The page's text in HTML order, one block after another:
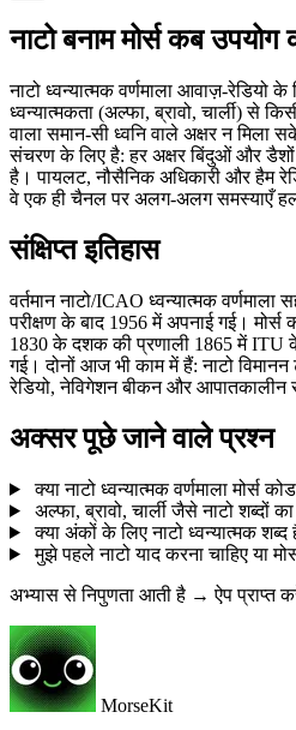
नाटो बनाम मोर्स कब उपयोग
नाटो ध्वन्यात्मक वर्णमाला आवाज़-रेडियो के
ध्वन्यात्मकता (अल्फा, ब्रावो, चार्ली) से
वाला समान-सी ध्वनि वाले अक्षर न मिला
संचरण के लिए है: हर अक्षर बिंदुओं और
है। पायलट, नौसैनिक अधिकारी और हैम
वे एक ही चैनल पर अलग-अलग समस्याएँ
संक्षिप्त इतिहास
वर्तमान नाटो/ICAO ध्वन्यात्मक वर्णमाला
परीक्षण के बाद 1956 में अपनाई गई। मोर्स
1830 के दशक की प्रणाली 1865 में ITU
गई। दोनों आज भी काम में हैं: नाटो विमानन
रेडियो, नेविगेशन बीकन और
अक्सर पूछे जाने वाले प्रश्न
क्या नाटो ध्वन्यात्मक वर्णमाला मोर्स
अल्फा, ब्रावो, चार्ली जैसे नाटो शब्दों
क्या अंकों के लिए नाटो ध्वन्यात्मक शब्द
मुझे पहले नाटो याद करना चाहिए या
अभ्यास से निपुणता आती है → ऐप प्राप्त
MorseKit